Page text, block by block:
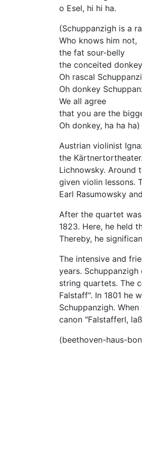
o Esel, hi hi ha.
(Schuppanzigh is a
Who knows him not,
the fat sour-belly
the conceited
Oh rascal
Oh donkey
We all agree
that you are the
Oh donkey, ha ha ha)
Austrian violinist
the
Lichnowsky. Around
given violin lessons.
Earl Rasumowsky
After the quartet
1823. Here, he held
Thereby, he
The intensive and
years.
string quartets. The
Falstaff". In 1801 he
Schuppanzigh.
canon "Falstafferl,
(beethoven-haus-